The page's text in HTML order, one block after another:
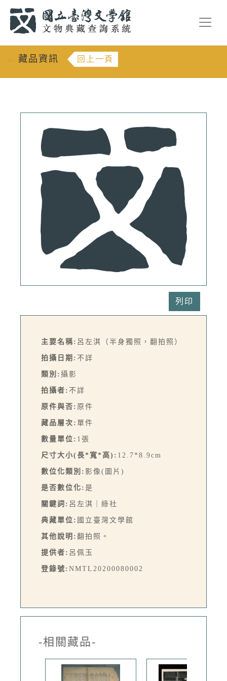
::: 藏品資訊 回上一頁
列印
主要名稱: 呂左淇（半身獨照，翻拍照）
拍攝日期: 不詳
類別: 攝影
拍攝者: 不詳
原件與否: 原件
藏品層次: 單件
數量單位: 1張
尺寸大小(長*寬*高): 12.7*8.9cm
數位化類別: 影像(圖片)
是否數位化: 是
關鍵詞: 呂左淇｜綠社
典藏單位: 國立臺灣文學館
其他說明: 翻拍照。
提供者: 呂佩玉
登錄號: NMTL20200080002
-相關藏品-